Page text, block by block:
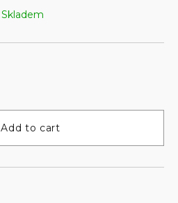
Skladem
Add to cart